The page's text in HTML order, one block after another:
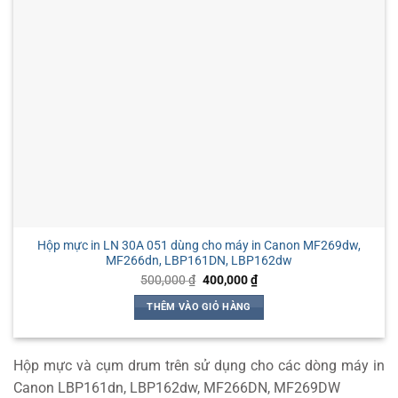
Hộp mực in LN 30A 051 dùng cho máy in Canon MF269dw,
MF266dn, LBP161DN, LBP162dw
500,000₫ Giá
là:
500,000 ₫.
400,000₫Giá
hiện
400,000 ₫.
THÊM VÀO GIỎ HÀNG
Hộp mực và cụm drum trên sử dụng cho các dòng máy in
Canon LBP161dn, LBP162dw, MF266DN, MF269DW